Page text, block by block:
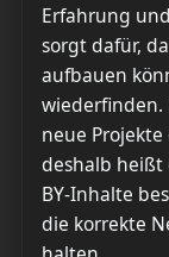
Erfahrung
sorgt dafür,
aufbauen
wiederfinden.
neue
deshalb heißt
BY-Inhalte
die korrekte